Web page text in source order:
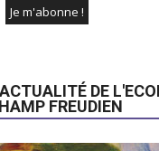
DE
FREUDIEN